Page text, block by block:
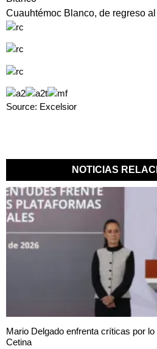
Cuauhtémoc Blanco, de regreso
Source: Excelsior
NOTICIAS
Mario Delgado enfrenta críticas por
Cetina